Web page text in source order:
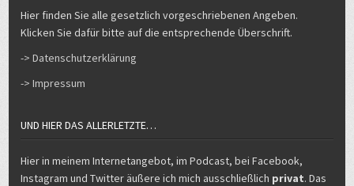
Hier finden Sie alle gesetzlich vorgeschriebenen Angeben.
Klicken Sie dafür bitte auf die entsprechende Überschrift.
-> Datenschutzerklärung
-> Impressum
UND HIER DAS ALLERLETZTE…
Hier in meinem Internetangebot, im Podcast, bei Facebook,
Instagram und Twitter äußere ich mich ausschließlich privat. Das